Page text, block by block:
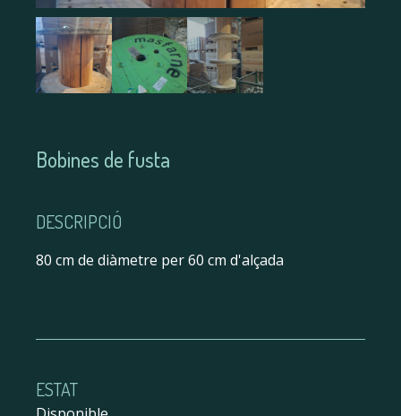
Bobines de fusta
DESCRIPCIÓ
80 cm de diàmetre per 60 cm d'alçada
ESTAT